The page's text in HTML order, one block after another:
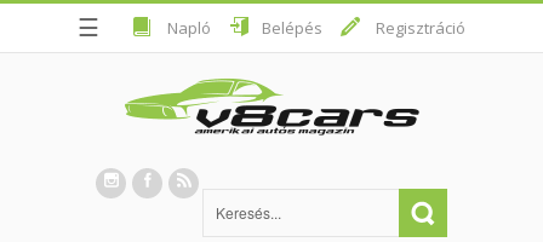
☰ Napló Belépés Regisztráció